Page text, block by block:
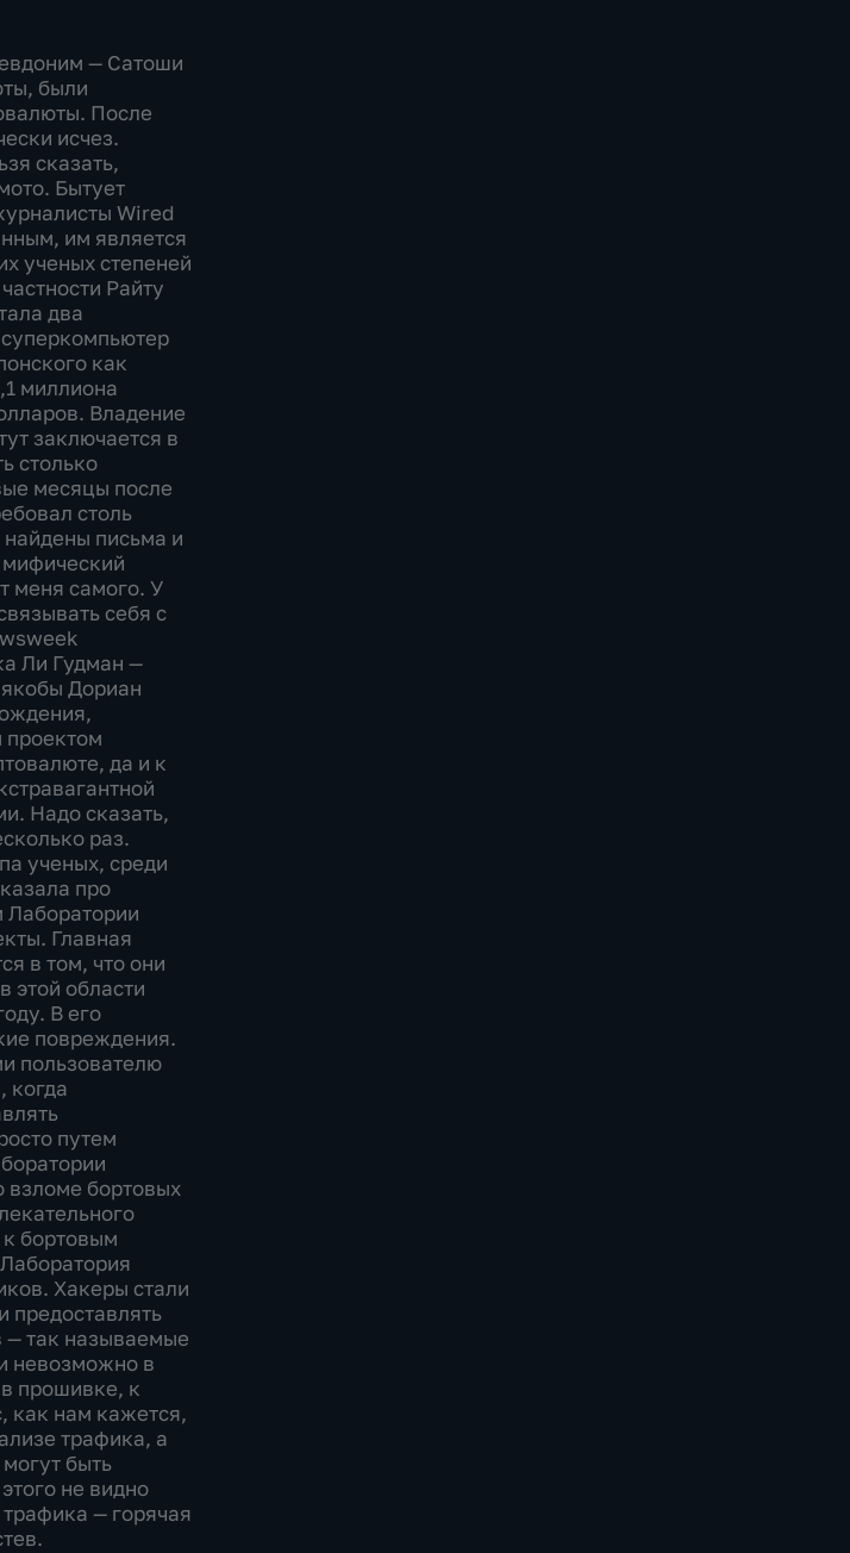
— Сатоши
были
После
исчез.
сказать,
Бытует
Wired
им является
ученых степеней
Райту
два
как
миллиона
Владение
заключается в
столько
месяцы после
столь
письма и
мифический
меня самого. У
себя с
Ли Гудман —
Дориан
да и к
Надо сказать,
раз.
ученых, среди
про
Лаборатории
Главная
в том, что они
этой области
В его
повреждения.
пользователю
когда
путем
взломе бортовых
к бортовым
Хакеры стали
предоставлять
— так называемые
невозможно в
в прошивке, к
как нам кажется,
трафика, а
быть
не видно
— горячая